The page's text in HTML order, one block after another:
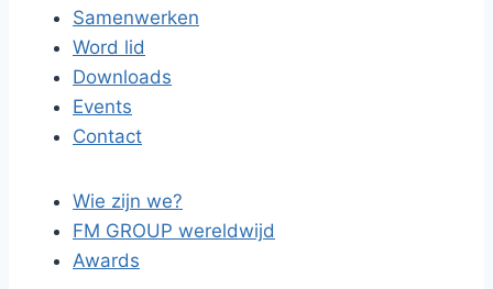
Samenwerken
Word lid
Downloads
Events
Contact
Wie zijn we?
FM GROUP wereldwijd
Awards